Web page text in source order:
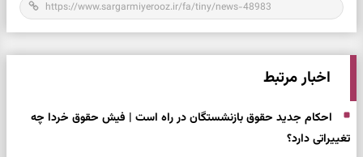
اخبار مرتبط
احکام جدید حقوق بازنشستگان در راه است | فیش حقوق خردا چه
تغییراتی دارد؟